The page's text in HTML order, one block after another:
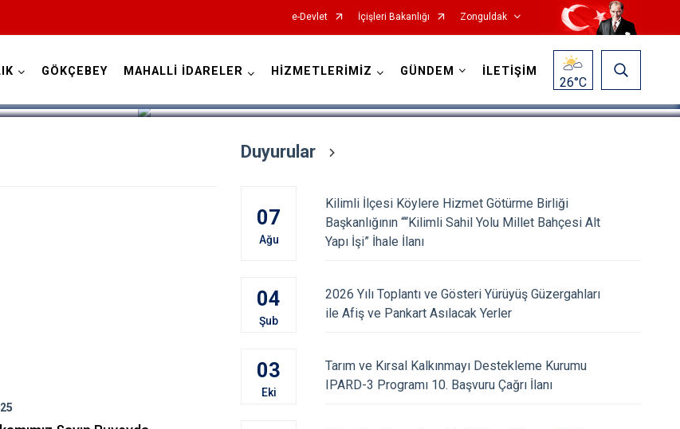
e-Devlet İçişleri Bakanlığı Zonguldak
Alaplı
Devrek
Gökçebey
Ereğli
Kilimli
GÖKÇEBEY MAHALLİ İDARELER HİZMETLERİMİZ GÜNDEM İLETİŞİM
26°C
Duyurular
07
Ağu
Kilimli İlçesi Köylere Hizmet Götürme Birliği
Başkanlığının ““Kilimli Sahil Yolu Millet Bahçesi Alt
Yapı İşi” İhale İlanı
04
Şub
2026 Yılı Toplantı ve Gösteri Yürüyüş Güzergahları
ile Afiş ve Pankart Asılacak Yerler
03
Eki
Tarım ve Kırsal Kalkınmayı Destekleme Kurumu
IPARD-3 Programı 10. Başvuru Çağrı İlanı